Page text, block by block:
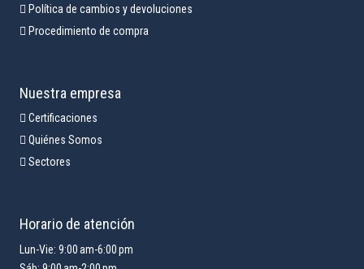
Política de cambios y devoluciones
Procedimiento de compra
Nuestra empresa
Certificaciones
Quiénes Somos
Sectores
Horario de atención
Lun-Vie: 9:00 am-6:00 pm